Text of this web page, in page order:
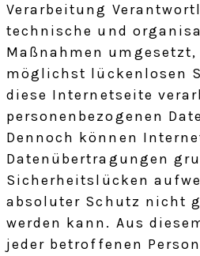
Verarbeitung
technische und
Maßnahmen umgesetzt,
möglichst lückenlosen
diese Internetseite
personenbezogenen
Dennoch können
Datenübertragungen
Sicherheitslücken
absoluter Schutz nicht
werden kann. Aus
jeder betroffenen